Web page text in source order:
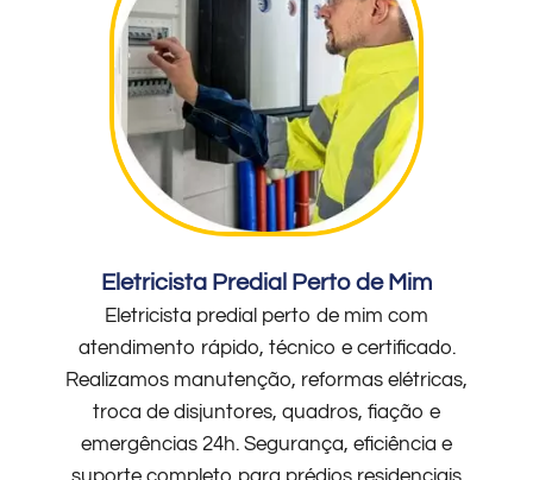
Eletricista Predial Perto de Mim
Eletricista predial perto de mim com
atendimento rápido, técnico e certificado.
Realizamos manutenção, reformas elétricas,
troca de disjuntores, quadros, fiação e
emergências 24h. Segurança, eficiência e